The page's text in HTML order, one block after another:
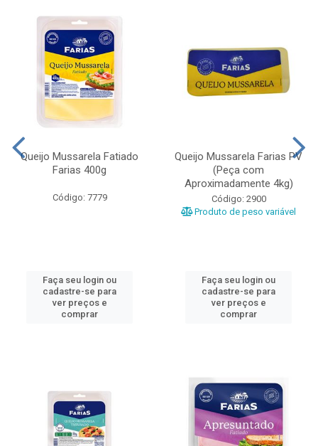
Queijo Mussarela Fatiado
Farias 400g
Código: 7779
Faça seu login ou
cadastre-se para
ver preços e
comprar
Queijo Mussarela Farias PV
(Peça com
Aproximadamente 4kg)
Código: 2900
Produto de peso variável
Faça seu login ou
cadastre-se para
ver preços e
comprar